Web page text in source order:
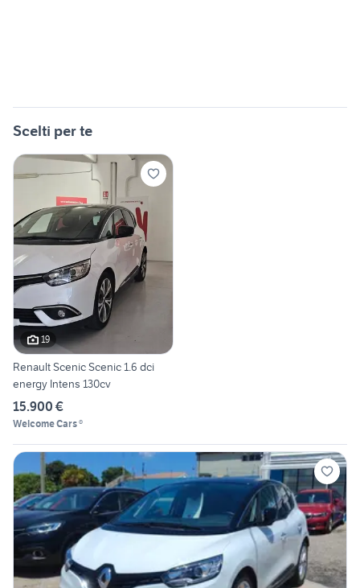
Scelti per te
19
Renault Scenic Scenic 1.6 dci
energy Intens 130cv
15.900 €
Welcome Cars ®